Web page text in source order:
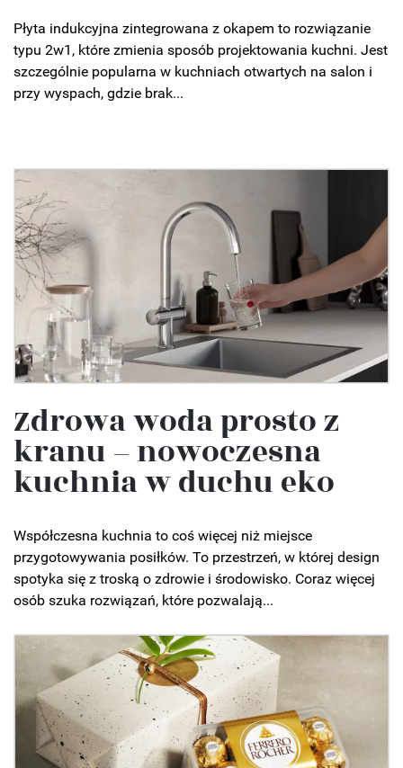
Płyta indukcyjna zintegrowana z okapem to rozwiązanie
typu 2w1, które zmienia sposób projektowania kuchni. Jest
szczególnie popularna w kuchniach otwartych na salon i
przy wyspach, gdzie brak...
Zdrowa woda prosto z
kranu – nowoczesna
kuchnia w duchu eko
Współczesna kuchnia to coś więcej niż miejsce
przygotowywania posiłków. To przestrzeń, w której design
spotyka się z troską o zdrowie i środowisko. Coraz więcej
osób szuka rozwiązań, które pozwalają...